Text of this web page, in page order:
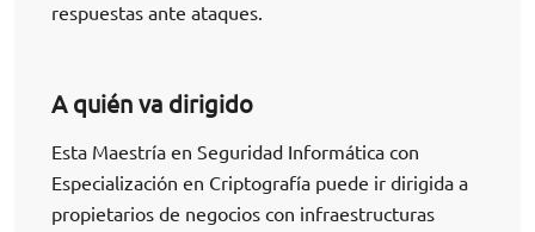
respuestas ante ataques.
A quién va dirigido
Esta Maestría en Seguridad Informática con
Especialización en Criptografía puede ir dirigida a
propietarios de negocios con infraestructuras